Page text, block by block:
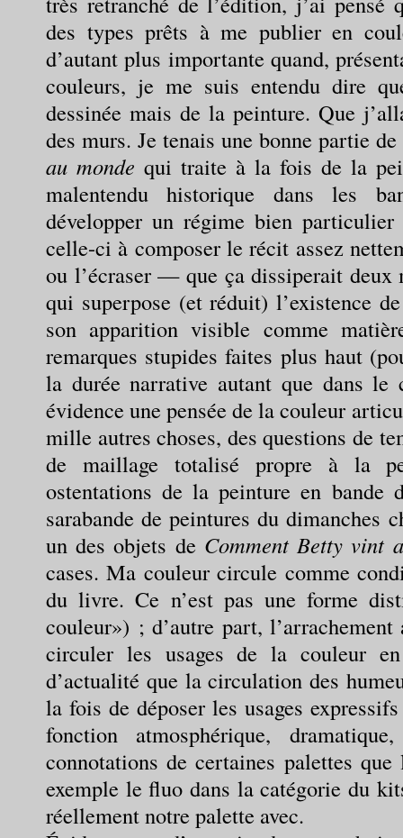
des types prêts à me publier en
d’autant plus importante quand,
couleurs, je me suis entendu dire
dessinée mais de la peinture. Que
des murs. Je tenais une bonne partie
au monde qui traite à la fois de la
malentendu historique dans les
développer un régime bien
celle-ci à composer le récit assez
ou l’écraser — que ça dissiperait deux
qui superpose (et réduit) l’existence
son apparition visible comme
remarques stupides faites plus haut
la durée narrative autant que dans le
évidence une pensée de la couleur
mille autres choses, des questions de
de maillage totalisé propre à la
ostentations de la peinture en bande
sarabande de peintures du dimanches
un des objets de Comment Betty vint
cases. Ma couleur circule comme
du livre. Ce n’est pas une forme
couleur») ; d’autre part,
circuler les usages de la couleur
d’actualité que la circulation des
la fois de déposer les usages
fonction atmosphérique,
connotations de certaines palettes
exemple le fluo dans la catégorie du
réellement notre palette avec.